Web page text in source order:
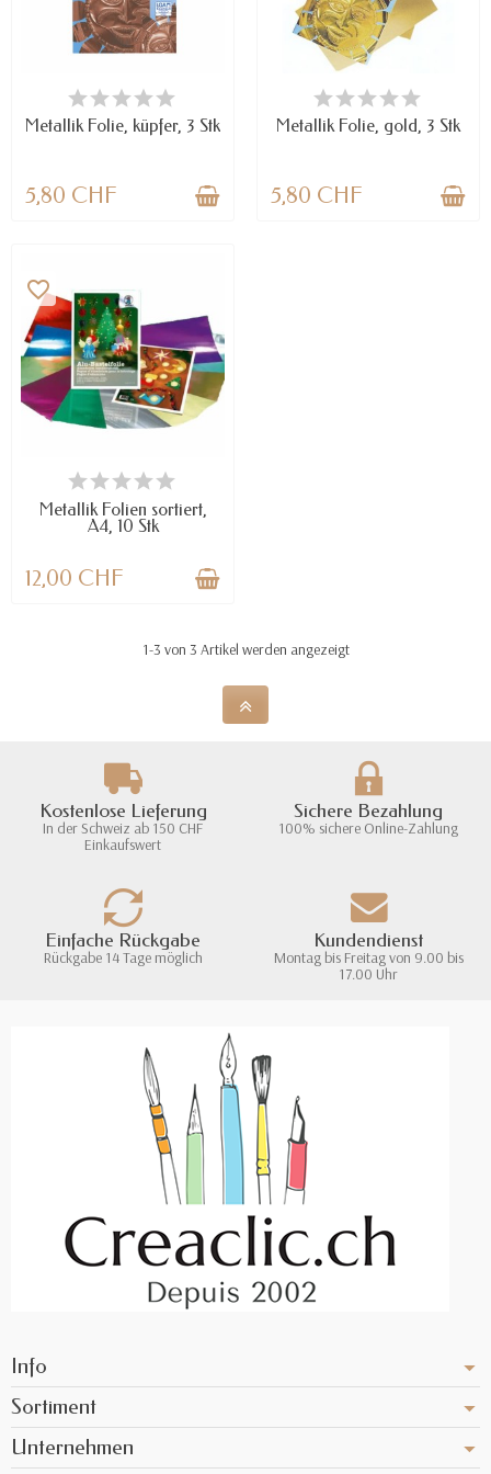
VERFÜGBAR
Metallik Folie, küpfer, 3 Stk
5,80 CHF
VERFÜGBAR
Metallik Folie, gold, 3 Stk
5,80 CHF
VERFÜGBAR
favorite_border
Metallik Folien sortiert,
A4, 10 Stk
12,00 CHF
1-3 von 3 Artikel werden angezeigt
Kostenlose Lieferung
In der Schweiz ab 150 CHF
Einkaufswert
Sichere Bezahlung
100% sichere Online-Zahlung
Einfache Rückgabe
Rückgabe 14 Tage möglich
Kundendienst
Montag bis Freitag von 9.00 bis
17.00 Uhr
Info
Sortiment
Unternehmen